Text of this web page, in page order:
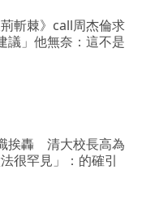
斬棘》call周杰倫求
」他無奈：這不是
挨轟 清大校長高為
很罕見」：的確引